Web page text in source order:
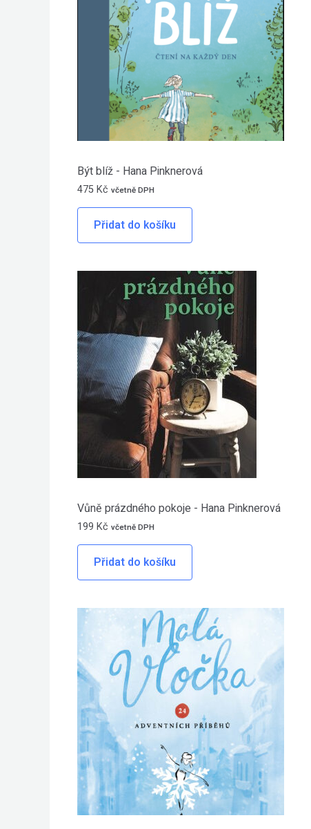
Být blíž - Hana Pinknerová
475Kč včetně DPH
Přidat do košíku
Vůně prázdného pokoje - Hana Pinknerová
199 Kč včetně DPH
Přidat do košíku